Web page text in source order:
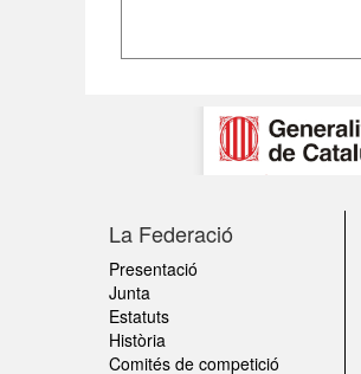
La Federació
Presentació
Junta
Estatuts
Història
Comités de competició